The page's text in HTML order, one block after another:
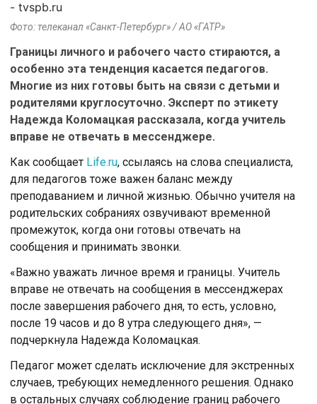
Фото: телеканал «Санкт-Петербург» / АО «ГАТР»
Границы личного и рабочего часто стираются, а
особенно эта тенденция касается педагогов.
Многие из них готовы быть на связи с детьми и
родителями круглосуточно. Эксперт по этикету
Надежда Коломацкая рассказала, когда учитель
вправе не отвечать в мессенджере.
Как сообщает Life.ru, ссылаясь на слова специалиста,
для педагогов тоже важен баланс между
преподаванием и личной жизнью. Обычно учителя на
родительских собраниях озвучивают временной
промежуток, когда они готовы отвечать на
сообщения и принимать звонки.
«Важно уважать личное время и границы. Учитель
вправе не отвечать на сообщения в мессенджерах
после завершения рабочего дня, то есть, условно,
после 19 часов и до 8 утра следующего дня», —
подчеркнула Надежда Коломацкая.
Педагог может сделать исключение для экстренных
случаев, требующих немедленного решения. Однако
в остальных случаях соблюдение границ рабочего